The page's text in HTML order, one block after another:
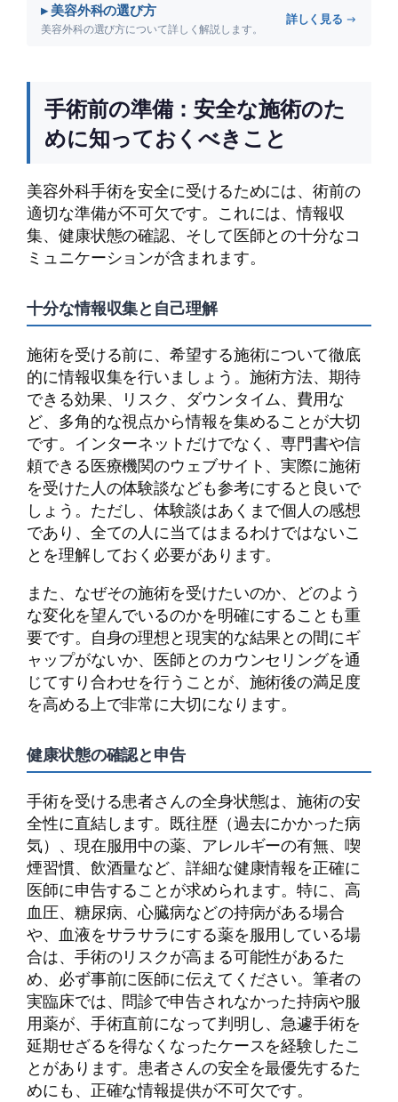
▸ 美容外科の選び方
美容外科の選び方について詳しく解説します。
詳しく見る →
手術前の準備：安全な施術のた
めに知っておくべきこと
美容外科手術を安全に受けるためには、術前の
適切な準備が不可欠です。これには、情報収
集、健康状態の確認、そして医師との十分なコ
ミュニケーションが含まれます。
十分な情報収集と自己理解
施術を受ける前に、希望する施術について徹底
的に情報収集を行いましょう。施術方法、期待
できる効果、リスク、ダウンタイム、費用な
ど、多角的な視点から情報を集めることが大切
です。インターネットだけでなく、専門書や信
頼できる医療機関のウェブサイト、実際に施術
を受けた人の体験談なども参考にすると良いで
しょう。ただし、体験談はあくまで個人の感想
であり、全ての人に当てはまるわけではないこ
とを理解しておく必要があります。
また、なぜその施術を受けたいのか、どのよう
な変化を望んでいるのかを明確にすることも重
要です。自身の理想と現実的な結果との間にギ
ャップがないか、医師とのカウンセリングを通
じてすり合わせを行うことが、施術後の満足度
を高める上で非常に大切になります。
健康状態の確認と申告
手術を受ける患者さんの全身状態は、施術の安
全性に直結します。既往歴（過去にかかった病
気）、現在服用中の薬、アレルギーの有無、喫
煙習慣、飲酒量など、詳細な健康情報を正確に
医師に申告することが求められます。特に、高
血圧、糖尿病、心臓病などの持病がある場合
や、血液をサラサラにする薬を服用している場
合は、手術のリスクが高まる可能性があるた
め、必ず事前に医師に伝えてください。筆者の
実臨床では、問診で申告されなかった持病や服
用薬が、手術直前になって判明し、急遽手術を
延期せざるを得なくなったケースを経験したこ
とがあります。患者さんの安全を最優先するた
めにも、正確な情報提供が不可欠です。